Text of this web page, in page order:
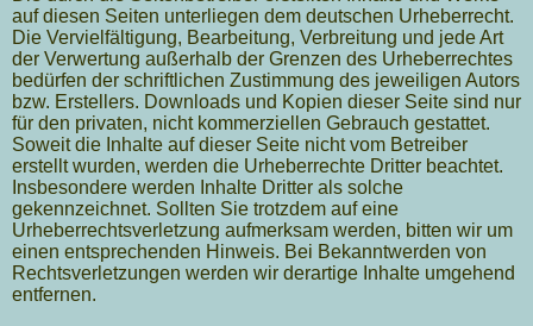
auf diesen Seiten unterliegen dem deutschen Urheberrecht.
Die Vervielfältigung, Bearbeitung, Verbreitung und jede Art
der Verwertung außerhalb der Grenzen des Urheberrechtes
bedürfen der schriftlichen Zustimmung des jeweiligen Autors
bzw. Erstellers. Downloads und Kopien dieser Seite sind nur
für den privaten, nicht kommerziellen Gebrauch gestattet.
Soweit die Inhalte auf dieser Seite nicht vom Betreiber
erstellt wurden, werden die Urheberrechte Dritter beachtet.
Insbesondere werden Inhalte Dritter als solche
gekennzeichnet. Sollten Sie trotzdem auf eine
Urheberrechtsverletzung aufmerksam werden, bitten wir um
einen entsprechenden Hinweis. Bei Bekanntwerden von
Rechtsverletzungen werden wir derartige Inhalte umgehend
entfernen.